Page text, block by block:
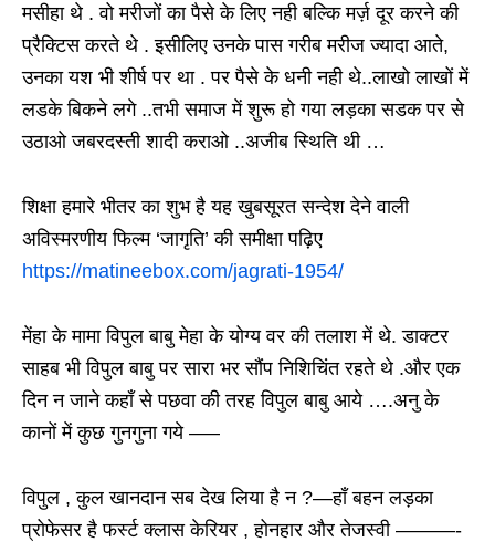
मसीहा थे . वो मरीजों का पैसे के लिए नही बल्कि मर्ज़ दूर करने की
प्रैक्टिस करते थे . इसीलिए उनके पास गरीब मरीज ज्यादा आते,
उनका यश भी शीर्ष पर था . पर पैसे के धनी नही थे..लाखो लाखों में
लडके बिकने लगे ..तभी समाज में शुरू हो गया लड़का सडक पर से
उठाओ जबरदस्ती शादी कराओ ..अजीब स्थिति थी …
शिक्षा हमारे भीतर का शुभ है यह खुबसूरत सन्देश देने वाली
अविस्मरणीय फिल्म ‘जागृति’ की समीक्षा पढ़िए
https://matineebox.com/jagrati-1954/
मेंहा के मामा विपुल बाबु मेहा के योग्य वर की तलाश में थे. डाक्टर
साहब भी विपुल बाबु पर सारा भर सौंप निशिचिंत रहते थे .और एक
दिन न जाने कहाँ से पछवा की तरह विपुल बाबु आये ….अनु के
कानों में कुछ गुनगुना गये —–
विपुल , कुल खानदान सब देख लिया है न ?—हाँ बहन लड़का
प्रोफेसर है फर्स्ट क्लास केरियर , होनहार और तेजस्वी ———-